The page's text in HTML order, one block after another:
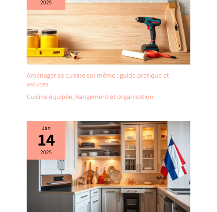
ou après ? Notre service client est à
votre écoute 24 h/24 et vous répond
sous 24 h.
2025
Aménager sa cuisine soi-même : guide pratique et
astuces
Cuisine équipée, Rangement et organisation
Jan
14
2025